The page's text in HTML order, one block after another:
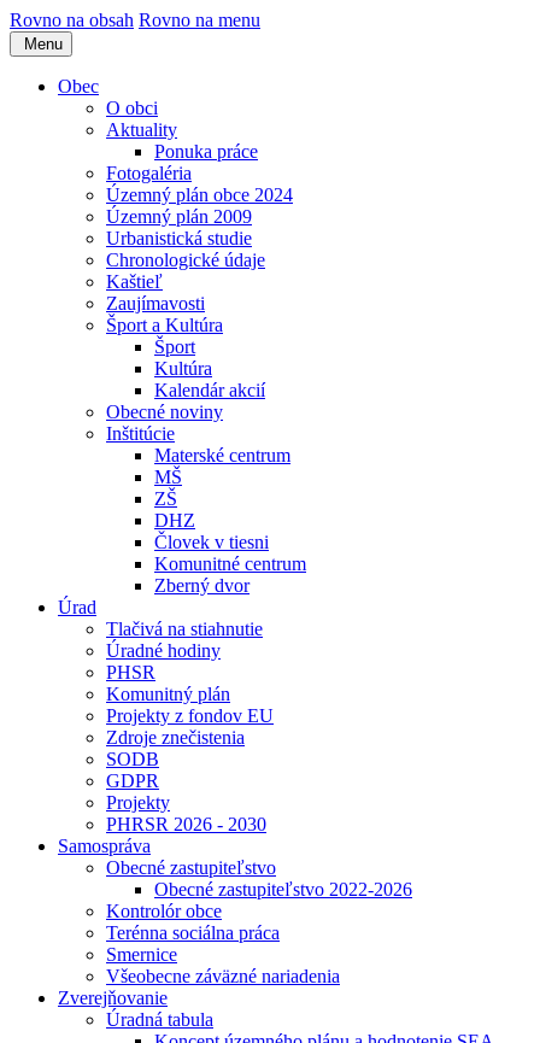
Rovno na obsah Rovno na menu
Menu
Obec
O obci
Aktuality
Ponuka práce
Fotogaléria
Územný plán obce 2024
Územný plán 2009
Urbanistická studie
Chronologické údaje
Kaštieľ
Zaujímavosti
Šport a Kultúra
Šport
Kultúra
Kalendár akcií
Obecné noviny
Inštitúcie
Materské centrum
MŠ
ZŠ
DHZ
Človek v tiesni
Komunitné centrum
Zberný dvor
Úrad
Tlačivá na stiahnutie
Úradné hodiny
PHSR
Komunitný plán
Projekty z fondov EU
Zdroje znečistenia
SODB
GDPR
Projekty
PHRSR 2026 - 2030
Samospráva
Obecné zastupiteľstvo
Obecné zastupiteľstvo 2022-2026
Kontrolór obce
Terénna sociálna práca
Smernice
Všeobecne záväzné nariadenia
Zverejňovanie
Úradná tabula